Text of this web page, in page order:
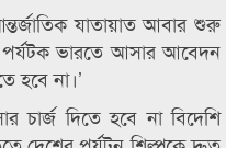
যাতায়াত আবার শুরু
পর্যটক ভারতে আসার আবেদন
হবে না।’
চার্জ দিতে হবে না বিদেশি